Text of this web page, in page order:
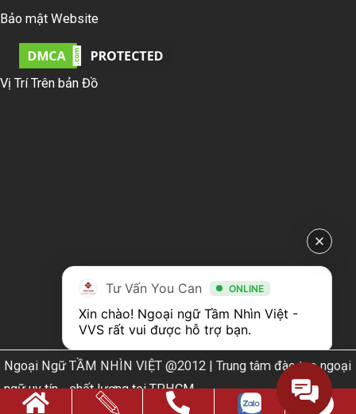
Bảo mật Website
Vị Trí Trên bản Đồ
Ngoại Ngữ TẦM NHÌN VIỆT @2012 | Trung tâm đào tạo ngoại
ngữ uy tín - chất lượng tại TPHCM
Tư Vấn You Can ONLINE
Xin chào! Ngoại ngữ Tầm Nhìn Việt -
VVS rất vui được hỗ trợ bạn.